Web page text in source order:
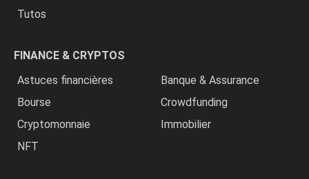
Tutos
FINANCE & CRYPTOS
Astuces financières
Banque & Assurance
Bourse
Crowdfunding
Cryptomonnaie
Immobilier
NFT